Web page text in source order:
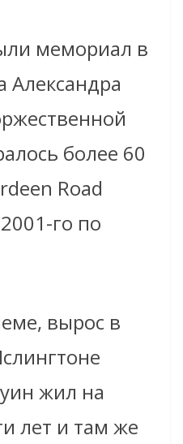
мемориал в
Александра
более 60
Road
го по
вырос в
жил на
лет и там же